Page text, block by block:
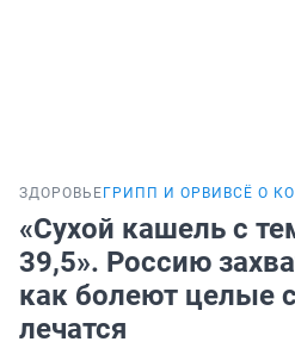
ЗДОРОВЬЕ ГРИПП И ОРВИ ВСЁ О
«Сухой кашель с
39,5». Россию
как болеют целые
лечатся